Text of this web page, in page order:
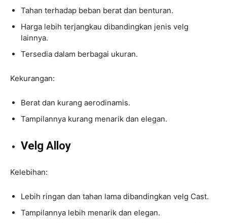
Tahan terhadap beban berat dan benturan.
Harga lebih terjangkau dibandingkan jenis velg
lainnya.
Tersedia dalam berbagai ukuran.
Kekurangan:
Berat dan kurang aerodinamis.
Tampilannya kurang menarik dan elegan.
Velg Alloy
Kelebihan:
Lebih ringan dan tahan lama dibandingkan velg Cast.
Tampilannya lebih menarik dan elegan.